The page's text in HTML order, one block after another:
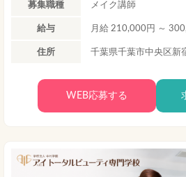
募集職種 メイク講師
給与 月給 210,000円 ～
住所 千葉県千葉市中央区新
WEB応募する